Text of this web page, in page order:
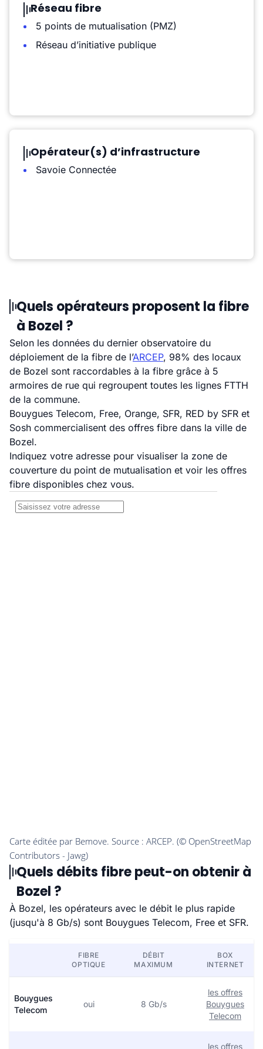
Réseau fibre
5 points de mutualisation (PMZ)
Réseau d’initiative publique
Opérateur(s) d’infrastructure
Savoie Connectée
Quels opérateurs proposent la fibre
à Bozel ?
Selon les données du dernier observatoire du
déploiement de la fibre de l’ARCEP, 98% des locaux
de Bozel sont raccordables à la fibre grâce à 5
armoires de rue qui regroupent toutes les lignes FTTH
de la commune.
Bouygues Telecom, Free, Orange, SFR, RED by SFR et
Sosh commercialisent des offres fibre dans la ville de
Bozel.
Indiquez votre adresse pour visualiser la zone de
couverture du point de mutualisation et voir les offres
fibre disponibles chez vous.
Quels débits fibre peut-on obtenir à
Bozel ?
À Bozel, les opérateurs avec le débit le plus rapide
(jusqu'à 8 Gb/s) sont Bouygues Telecom, Free et SFR.
FIBRE
OPTIQUE
DÉBIT
MAXIMUM
BOX
INTERNET
Bouygues
Telecom
oui 8 Gb/s
les offres
Bouygues
Telecom
les offres